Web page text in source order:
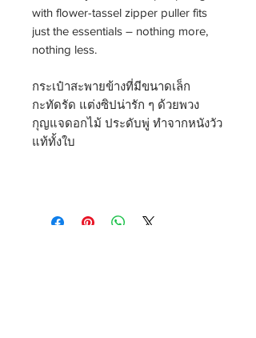
with flower-tassel zipper puller fits
just the essentials – nothing more,
nothing less.
กระเป๋าสะพายข้างที่มีขนาดเล็ก
กะทัดรัด แต่งซิปน่ารัก ๆ ด้วยพวง
กุญแจดอกไม้ ประดับพู่ ทำจากหนังวัว
แท้ทั้งใบ